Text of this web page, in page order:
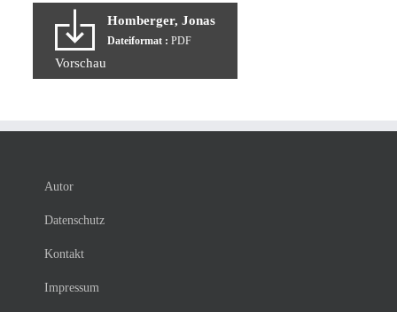
Homberger, Jonas
Dateiformat : PDF
Vorschau
Autor
Datenschutz
Kontakt
Impressum